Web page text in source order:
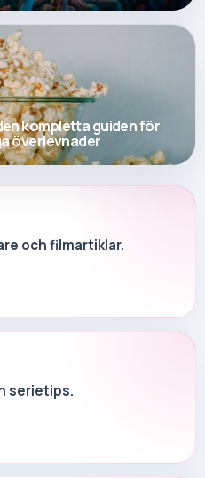
kompletta guiden för
överlevnader
och filmartiklar.
serietips.